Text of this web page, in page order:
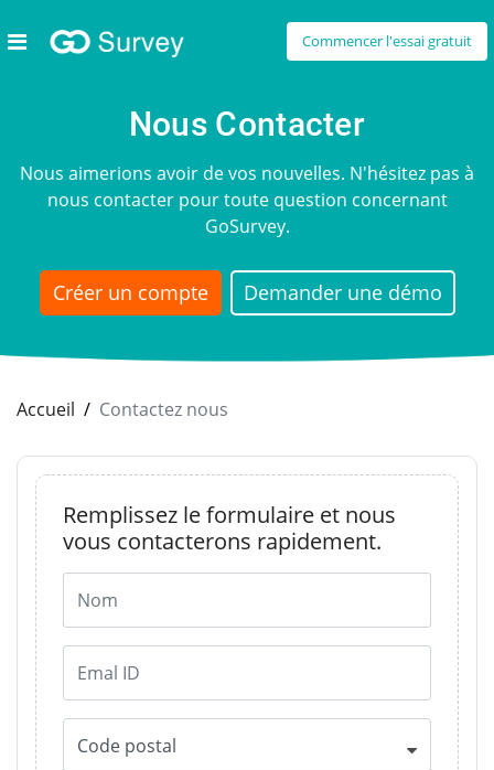
Commencer l'essai gratuit
Nous Contacter
Nous aimerions avoir de vos nouvelles. N'hésitez pas à
nous contacter pour toute question concernant
GoSurvey.
Créer un compte Demander une démo
Accueil Contactez nous
Remplissez le formulaire et nous
vous contacterons rapidement.